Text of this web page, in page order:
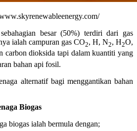
besar (50%) terdiri dari gas
ialah campuran gas CO­2, H, N­2, H­2­O,
carbon dioksida tapi dalam kuantiti yang
bahan api fosil.
alternatif bagi menggantikan bahan
Biogas
biogas ialah bermula dengan;